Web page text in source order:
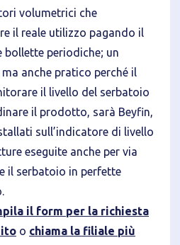
volumetrici che
il reale utilizzo pagando il
periodiche; un
anche pratico perché il
il livello del serbatoio
il prodotto, sarà Beyfin,
sull’indicatore di livello
eseguite anche per via
il serbatoio in perfette
il form per la richiesta
o chiama la filiale più